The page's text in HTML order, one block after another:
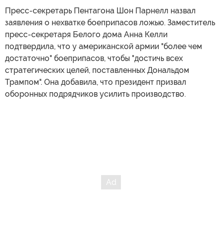
Пресс-секретарь Пентагона Шон Парнелл назвал
заявления о нехватке боеприпасов ложью. Заместитель
пресс-секретаря Белого дома Анна Келли
подтвердила, что у американской армии "более чем
достаточно" боеприпасов, чтобы "достичь всех
стратегических целей, поставленных Дональдом
Трампом". Она добавила, что президент призвал
оборонных подрядчиков усилить производство.